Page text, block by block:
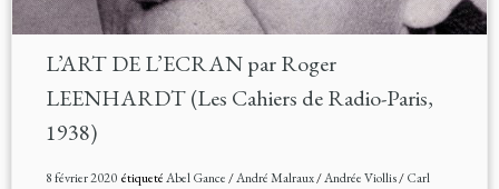
L’ART DE L’ECRAN par Roger
LEENHARDT (Les Cahiers de Radio-Paris,
1938)
8 février 2020étiquetéAbel Gance/André Malraux/Andrée Viollis/Carl